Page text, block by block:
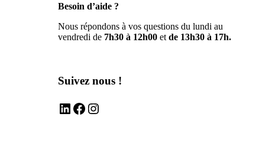
Besoin d’aide ?
Nous répondons à vos questions du lundi au
vendredi de 7h30 à 12h00 et de 13h30 à 17h.
Suivez nous !
LinkedIn Facebook Instagram